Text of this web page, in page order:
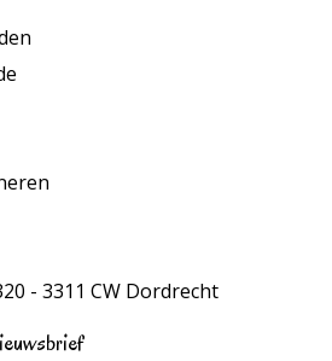
- 3311 CW Dordrecht